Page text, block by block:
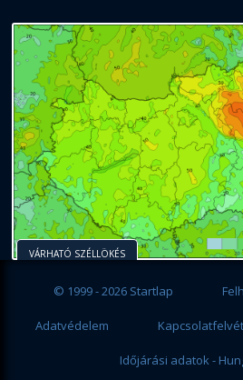
VÁRHATÓ SZÉLLÖKÉS
© 1999 - 2026 Startlap
Adatvédelem
Időjárási adatok -